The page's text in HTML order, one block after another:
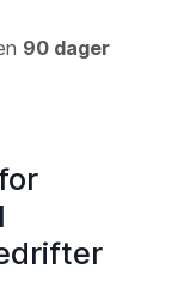
90 dager